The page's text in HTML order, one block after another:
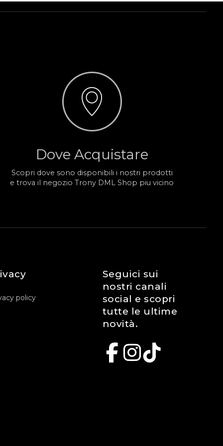
Dove Acquistare
Scopri dove sono disponibili i nostri prodotti
e trova il negozio Trony DML Shop piu vicino
policy
Seguici sui
nostri canali
social e scopri
tutte le ultime
novità.